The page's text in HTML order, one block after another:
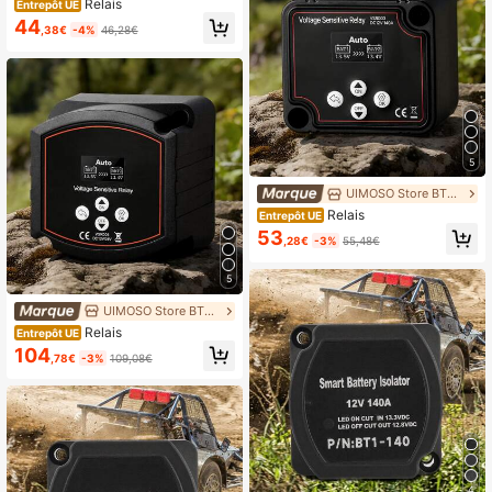
Entrepôt UE Relais
44 ,38€ -4% 46,28€
5
UIMOSO Store BTG EU
Entrepôt UE Relais
104 ,78€ -3% 109,08€
5
UIMOSO Store BTG EU
Entrepôt UE Relais
53 ,28€ -3% 55,48€